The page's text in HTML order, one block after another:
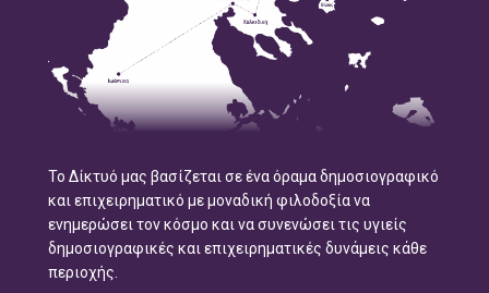
Το Δίκτυό μας βασίζεται σε ένα όραμα δημοσιογραφικό
και επιχειρηματικό με μοναδική φιλοδοξία να
ενημερώσει τον κόσμο και να συνενώσει τις υγιείς
δημοσιογραφικές και επιχειρηματικές δυνάμεις κάθε
περιοχής.